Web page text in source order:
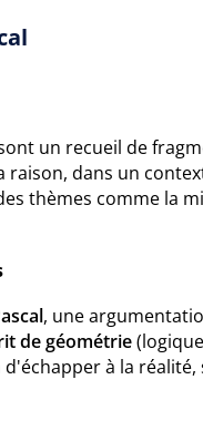
un recueil de
dans un
thèmes comme la
, une
de géométrie
à la